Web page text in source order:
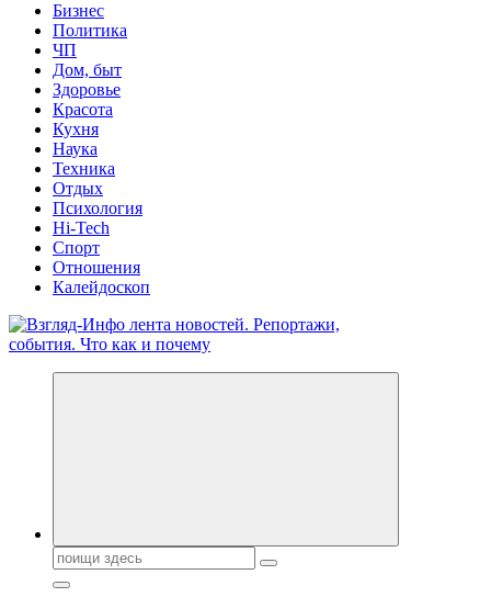
Бизнес
Политика
ЧП
Дом, быт
Здоровье
Красота
Кухня
Наука
Техника
Отдых
Психология
Hi-Tech
Спорт
Отношения
Калейдоскоп
Обо всем и обо всех, что зачем и почему. Новости политики,
Поиск: